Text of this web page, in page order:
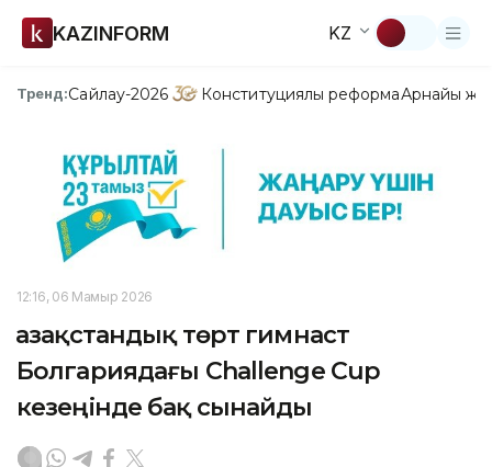
KAZINFORM KZ
Тренд:Сайлау-2026 Конституциялық реформаАрнайы
12:16, 06 Мамыр 2026
Қазақстандық төрт гимнаст
Болгариядағы Challenge Cup
кезеңінде бақ сынайды